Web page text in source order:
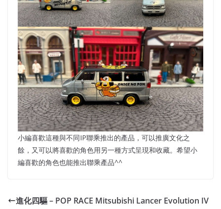
小編喜歡這種與不同IP聯乘推出的產品，可以推廣文化之
餘，又可以將喜歡的角色用另一種方式呈現和收藏。希望小
編喜歡的角色也能推出聯乘產品^^
進化四驅 – POP RACE Mitsubishi Lancer Evolution IV